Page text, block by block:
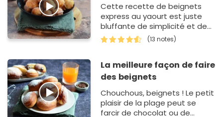
Cette recette de beignets
express au yaourt est juste
bluffante de simplicité et de
gourmandise ! En plus il suffit
juste de 4 ingrédients pour les
(13 notes)
La meilleure façon de faire
des beignets
Chouchous, beignets ! Le petit
plaisir de la plage peut se
farcir de chocolat ou de